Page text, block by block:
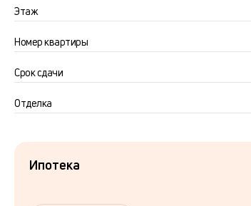
Этаж
Номер квартиры
Срок сдачи
Отделка
Ипотека